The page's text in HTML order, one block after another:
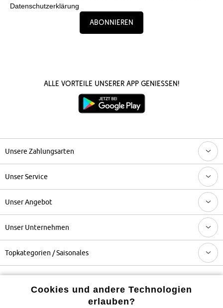
Datenschutzerklärung
Abonnieren
Alle Vorteile unserer App genießen!
Unsere Zahlungsarten
Unser Service
Unser Angebot
Unser Unternehmen
Topkategorien / Saisonales
Mehr von bonprix auf
Cookies und andere Technologien
erlauben?